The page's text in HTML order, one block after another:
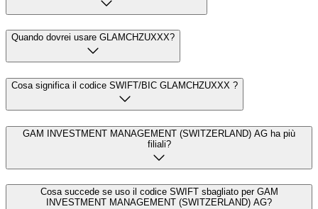
Quando dovrei usare GLAMCHZUXXX?
Cosa significa il codice SWIFT/BIC GLAMCHZUXXX ?
GAM INVESTMENT MANAGEMENT (SWITZERLAND) AG ha più
filiali?
Cosa succede se uso il codice SWIFT sbagliato per GAM
INVESTMENT MANAGEMENT (SWITZERLAND) AG?